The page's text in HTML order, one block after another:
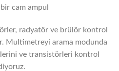
cam ampul
radyatör ve brülör kontrol
Multimetreyi arama modunda
ve transistörleri kontrol